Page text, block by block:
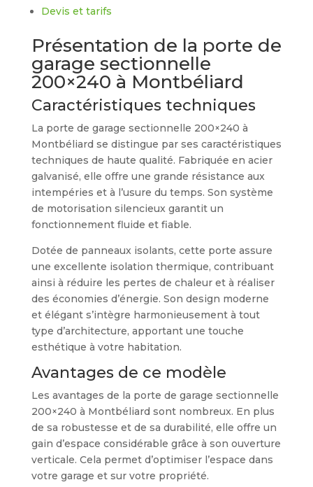
Devis et tarifs
Présentation de la porte de
garage sectionnelle
200×240 à Montbéliard
Caractéristiques techniques
La porte de garage sectionnelle 200×240 à
Montbéliard se distingue par ses caractéristiques
techniques de haute qualité. Fabriquée en acier
galvanisé, elle offre une grande résistance aux
intempéries et à l’usure du temps. Son système
de motorisation silencieux garantit un
fonctionnement fluide et fiable.
Dotée de panneaux isolants, cette porte assure
une excellente isolation thermique, contribuant
ainsi à réduire les pertes de chaleur et à réaliser
des économies d’énergie. Son design moderne
et élégant s’intègre harmonieusement à tout
type d’architecture, apportant une touche
esthétique à votre habitation.
Avantages de ce modèle
Les avantages de la porte de garage sectionnelle
200×240 à Montbéliard sont nombreux. En plus
de sa robustesse et de sa durabilité, elle offre un
gain d’espace considérable grâce à son ouverture
verticale. Cela permet d’optimiser l’espace dans
votre garage et sur votre propriété.